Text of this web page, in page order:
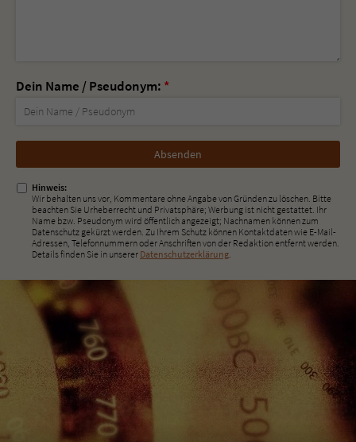
Dein Name / Pseudonym: *
Nicht
ausfüllen!
Hinweis:
Wir behalten uns vor, Kommentare ohne Angabe von Gründen zu löschen. Bitte
beachten Sie Urheberrecht und Privatsphäre; Werbung ist nicht gestattet. Ihr
Name bzw. Pseudonym wird öffentlich angezeigt; Nachnamen können zum
Datenschutz gekürzt werden. Zu Ihrem Schutz können Kontaktdaten wie E-Mail-
Adressen, Telefonnummern oder Anschriften von der Redaktion entfernt werden.
Details finden Sie in unserer Datenschutzerklärung.